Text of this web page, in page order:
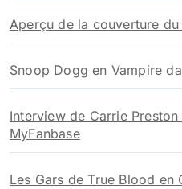
Aperçu de la couverture
Snoop Dogg en Vampire
Interview de Carrie
MyFanbase
Les Gars de True Blood en